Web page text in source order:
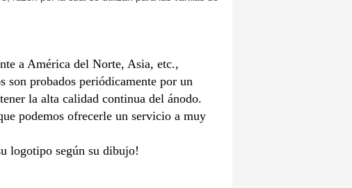
a América del Norte, Asia, etc.,
son probados periódicamente por un
la alta calidad continua del ánodo.
podemos ofrecerle un servicio a muy
logotipo según su dibujo!